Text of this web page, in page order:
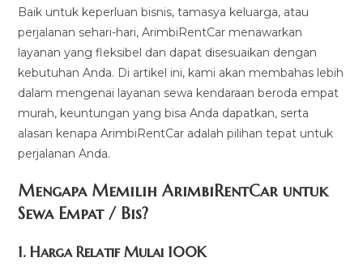
Baik untuk keperluan bisnis, tamasya keluarga, atau
perjalanan sehari-hari, ArimbiRentCar menawarkan
layanan yang fleksibel dan dapat disesuaikan dengan
kebutuhan Anda. Di artikel ini, kami akan membahas lebih
dalam mengenai layanan sewa kendaraan beroda empat
murah, keuntungan yang bisa Anda dapatkan, serta
alasan kenapa ArimbiRentCar adalah pilihan tepat untuk
perjalanan Anda.
Mengapa Memilih ArimbiRentCar untuk
Sewa Empat / Bis?
1.Harga Relatif Mulai 100K